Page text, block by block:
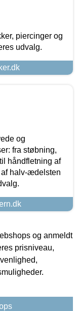
piercinger og
udvalg.
og
fra støbning,
håndfletning af
halv-ædelsten
og anmeldt
prisniveau,